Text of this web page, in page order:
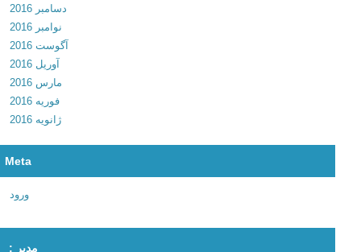
و
د
ن
م
ف
ا
دسامبر 2016
نوامبر 2016
آگوست 2016
آوریل 2016
مارس 2016
فوریه 2016
ژانویه 2016
Meta
مدیر :